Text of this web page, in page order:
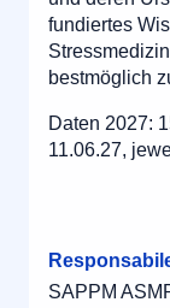
fundiertes
bestmöglich
Daten 2027:
11.06.27,
SAPPM